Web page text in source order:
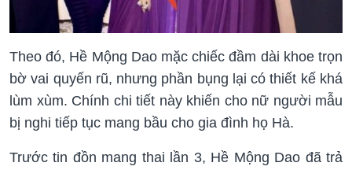
Theo đó, Hề Mộng Dao mặc chiếc đầm dài khoe trọn
bờ vai quyến rũ, nhưng phần bụng lại có thiết kế khá
lùm xùm. Chính chi tiết này khiến cho nữ người mẫu
bị nghi tiếp tục mang bầu cho gia đình họ Hà.
Trước tin đồn mang thai lần 3, Hề Mộng Dao đã trả